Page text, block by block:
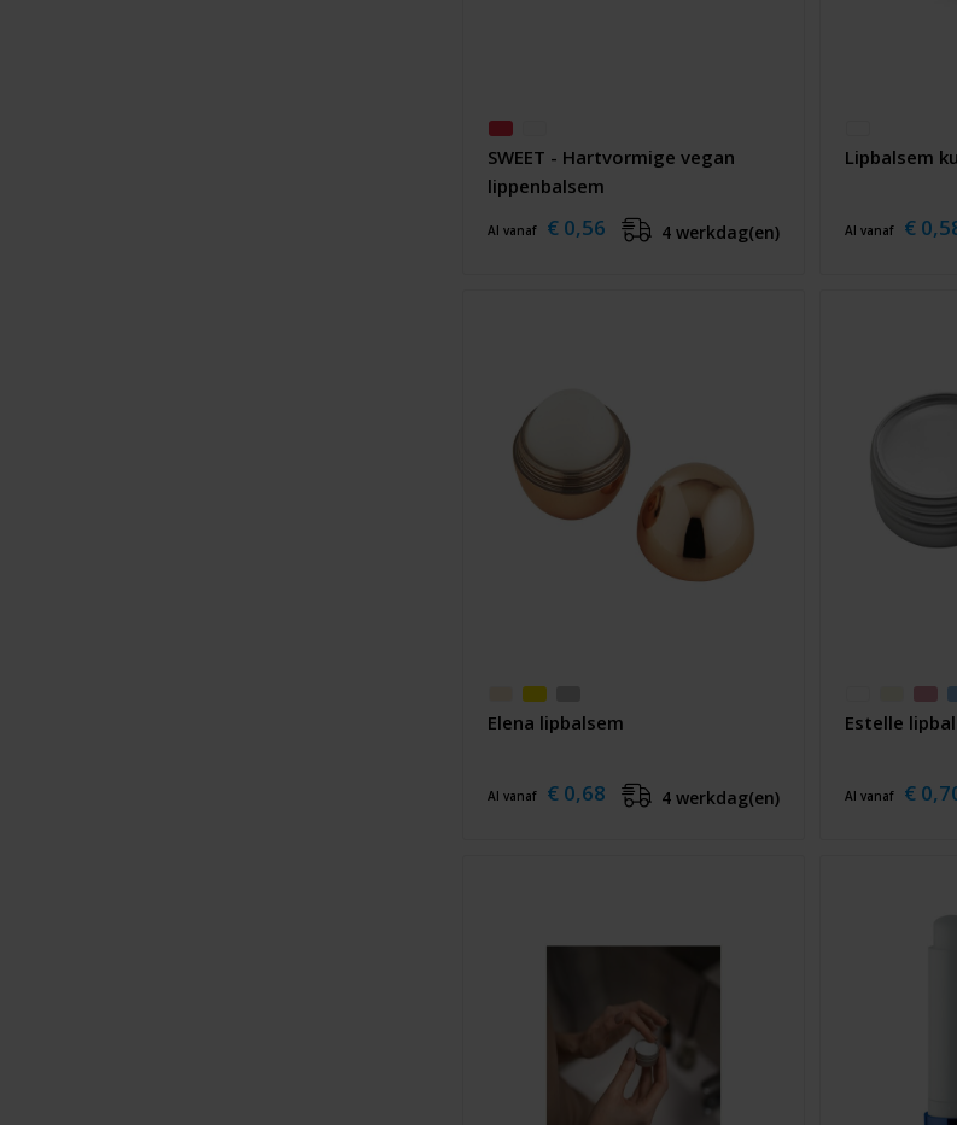
SWEET - Hartvormige vegan
lippenbalsem
Al vanaf € 0,56 4 werkdag(en)
Lipbalsem
Al vanaf €
Elena lipbalsem
Al vanaf € 0,68 4 werkdag(en)
Estelle
Al vanaf €